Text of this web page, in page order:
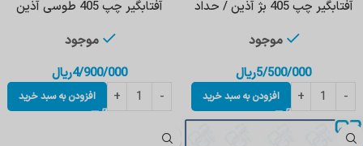
آفتابگیر چپ 405 بژ آذین / حداد
موجود
5/500/000ریال
افزودن به سبد خرید
آفتابگیر چپ 405 طوسی آذین
موجود
4/900/000ریال
افزودن به سبد خرید